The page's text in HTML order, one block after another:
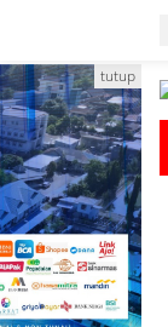
tutup